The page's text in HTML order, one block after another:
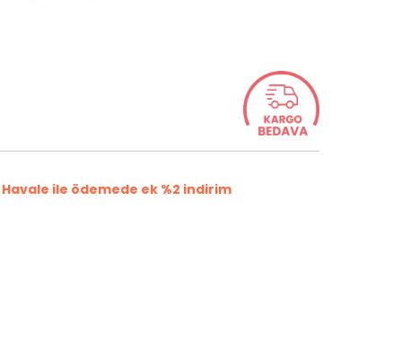
Havale ile ödemede ek %2 indirim